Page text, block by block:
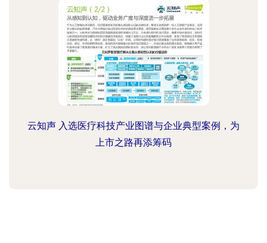
云知声 入选医疗科技产业图谱与企业典型案例，为
上市之路再添筹码